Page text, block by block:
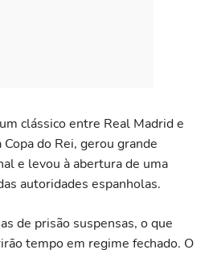
clássico entre Real Madrid e
do Rei, gerou grande
e levou à abertura de uma
autoridades espanholas.
de prisão suspensas, o que
tempo em regime fechado. O